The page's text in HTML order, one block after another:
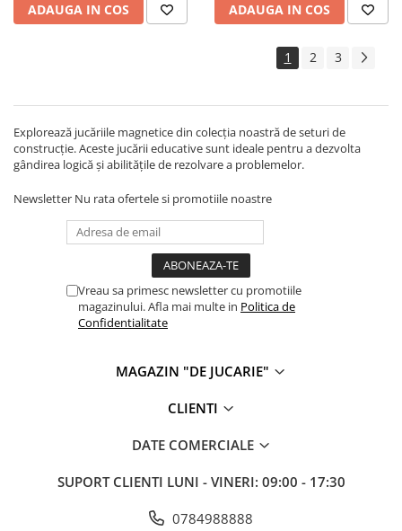
ADAUGA IN COS ADAUGA IN COS
1 2 3
Explorează jucăriile magnetice din colecția noastră de seturi de
construcție. Aceste jucării educative sunt ideale pentru a dezvolta
gândirea logică și abilitățile de rezolvare a problemelor.
Newsletter Nu rata ofertele si promotiile noastre
Vreau sa primesc newsletter cu promotiile
magazinului. Afla mai multe in Politica de
Confidentialitate
MAGAZIN "DE JUCARIE"
CLIENTI
DATE COMERCIALE
SUPORT CLIENTI LUNI - VINERI: 09:00 - 17:30
0784988888